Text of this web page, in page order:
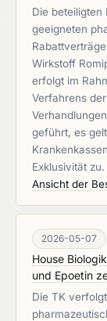
Die beteiligten
geeigneten
Wirkstoff
erfolgt im
Verfahrens
geführt, es
Exklusivität
Ansicht der
2026-05-07
House
und Epoetin
Die TK